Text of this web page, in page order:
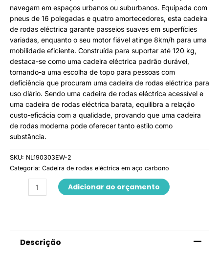
navegam em espaços urbanos ou suburbanos. Equipada com
pneus de 16 polegadas e quatro amortecedores, esta cadeira
de rodas eléctrica garante passeios suaves em superfícies
variadas, enquanto o seu motor fiável atinge 8km/h para uma
mobilidade eficiente. Construída para suportar até 120 kg,
destaca-se como uma cadeira eléctrica padrão durável,
tornando-a uma escolha de topo para pessoas com
deficiência que procuram uma cadeira de rodas eléctrica para
uso diário. Sendo uma cadeira de rodas eléctrica acessível e
uma cadeira de rodas eléctrica barata, equilibra a relação
custo-eficácia com a qualidade, provando que uma cadeira
de rodas moderna pode oferecer tanto estilo como
substância.
SKU: NL190303EW-2
Categoria: Cadeira de rodas eléctrica em aço carbono
Adicionar ao orçamento
Descrição